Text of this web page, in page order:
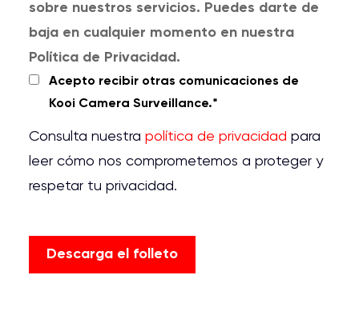
sobre nuestros servicios. Puedes darte de
baja en cualquier momento en nuestra
Política de Privacidad.
Acepto recibir otras comunicaciones de
Kooi Camera Surveillance.*
Consulta nuestra política de privacidad para
leer cómo nos comprometemos a proteger y
respetar tu privacidad.